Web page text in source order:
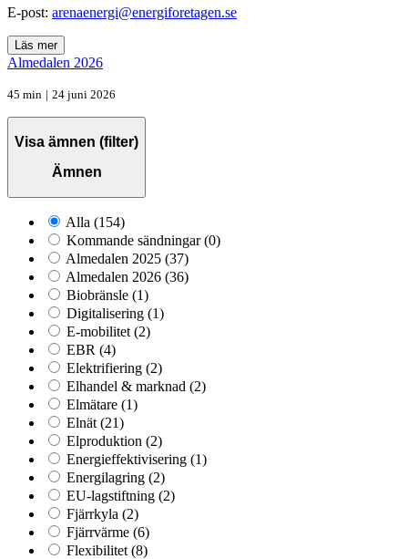
E-post: arenaenergi@energiforetagen.se
Läs mer
Almedalen 2026
45 min | 24 juni 2026
Visa ämnen (filter)
Ämnen
Alla (154)
Kommande sändningar (0)
Almedalen 2025 (37)
Almedalen 2026 (36)
Biobränsle (1)
Digitalisering (1)
E-mobilitet (2)
EBR (4)
Elektrifiering (2)
Elhandel & marknad (2)
Elmätare (1)
Elnät (21)
Elproduktion (2)
Energieffektivisering (1)
Energilagring (2)
EU-lagstiftning (2)
Fjärrkyla (2)
Fjärrvärme (6)
Flexibilitet (8)